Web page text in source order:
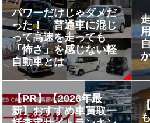
パワーだけじゃダメだ
った！ 普通車に混じ
って高速を走っても
「怖さ」を感じない軽
自動車とは
【PR】【2026年最
新】おすすめ車買取一